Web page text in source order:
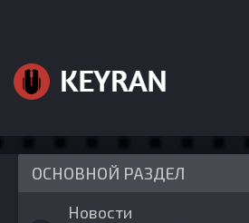
ОСНОВНОЙ РАЗДЕЛ
Новости